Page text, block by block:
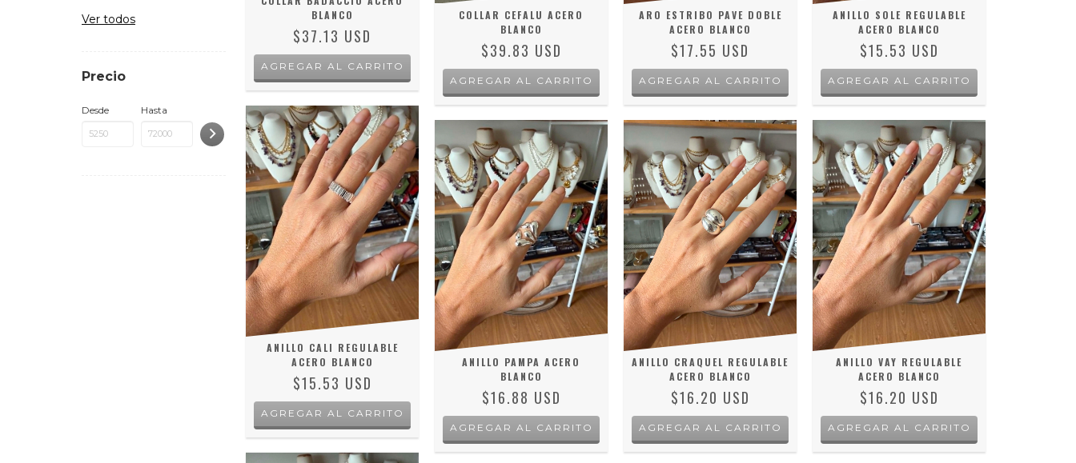
Ver todos
Precio
Desde Hasta
BLANCO
$37.13 USD
COLLAR CEFALU ACERO
BLANCO
$39.83 USD
ARO ESTRIBO PAVE DOBLE
ACERO BLANCO
$17.55 USD
ANILLO SOLE REGULABLE
ACERO BLANCO
$15.53 USD
ANILLO CALI REGULABLE
ACERO BLANCO
$15.53 USD
ANILLO PAMPA ACERO
BLANCO
$16.88 USD
ANILLO CRAQUEL REGULABLE
ACERO BLANCO
$16.20 USD
ANILLO VAY REGULABLE
ACERO BLANCO
$16.20 USD